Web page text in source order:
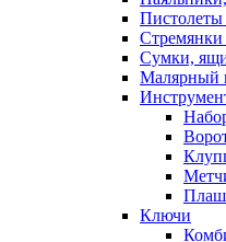
Пистолеты
Сумки,
Малярный
Ключи